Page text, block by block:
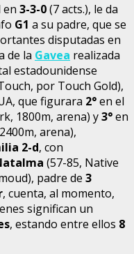
en 3-3-0(7 acts.), le da
G1 a su padre, que se
disputadas en
de la Gavea realizada
estadounidense
por Touch Gold),
que figurara 2°en el
1800m, arena) y3°en
arena),
2-d, con
(57-85, Native
padre de 3
, cuenta, al momento,
significan un
, estando entre ellos 8